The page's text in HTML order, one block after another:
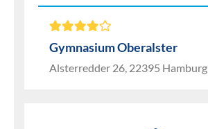
Gymnasium Oberalster
Alsterredder 26, 22395 Hamburg